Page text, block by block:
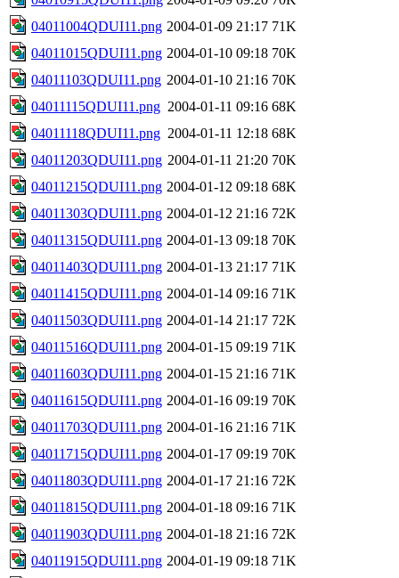
04011004QDUI11.png 2004-01-09 21:17 71K
04011015QDUI11.png 2004-01-10 09:18 70K
04011103QDUI11.png 2004-01-10 21:16 70K
04011115QDUI11.png 2004-01-11 09:16 68K
04011118QDUI11.png 2004-01-11 12:18 68K
04011203QDUI11.png 2004-01-11 21:20 70K
04011215QDUI11.png 2004-01-12 09:18 68K
04011303QDUI11.png 2004-01-12 21:16 72K
04011315QDUI11.png 2004-01-13 09:18 70K
04011403QDUI11.png 2004-01-13 21:17 71K
04011415QDUI11.png 2004-01-14 09:16 71K
04011503QDUI11.png 2004-01-14 21:17 72K
04011516QDUI11.png 2004-01-15 09:19 71K
04011603QDUI11.png 2004-01-15 21:16 71K
04011615QDUI11.png 2004-01-16 09:19 70K
04011703QDUI11.png 2004-01-16 21:16 71K
04011715QDUI11.png 2004-01-17 09:19 70K
04011803QDUI11.png 2004-01-17 21:16 72K
04011815QDUI11.png 2004-01-18 09:16 71K
04011903QDUI11.png 2004-01-18 21:16 72K
04011915QDUI11.png 2004-01-19 09:18 71K